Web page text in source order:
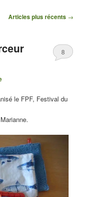
Articles plus récents →
8
le FPF, Festival du